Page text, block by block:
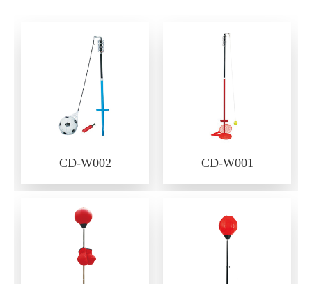
CD-W002 CD-W001